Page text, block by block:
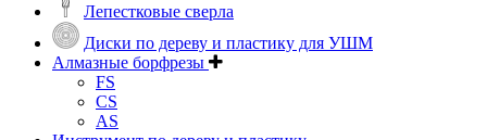
Лепестковые сверла
Диски по дереву и пластику для УШМ
Алмазные борфрезы
FS
CS
AS